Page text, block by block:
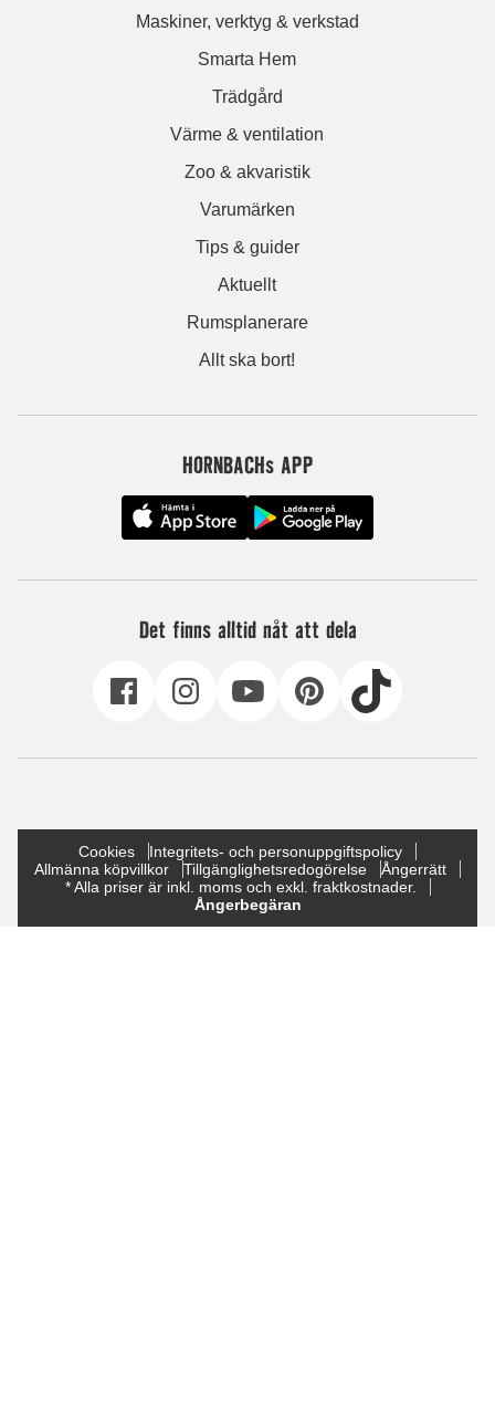
Maskiner, verktyg & verkstad
Smarta Hem
Trädgård
Värme & ventilation
Zoo & akvaristik
Varumärken
Tips & guider
Aktuellt
Rumsplanerare
Allt ska bort!
HORNBACHs APP
Det finns alltid nåt att dela
Cookies
Integritets- och personuppgiftspolicy
Allmänna köpvillkor
Tillgänglighetsredogörelse
Ångerrätt
* Alla priser är inkl. moms och exkl. fraktkostnader.
Ångerbegäran